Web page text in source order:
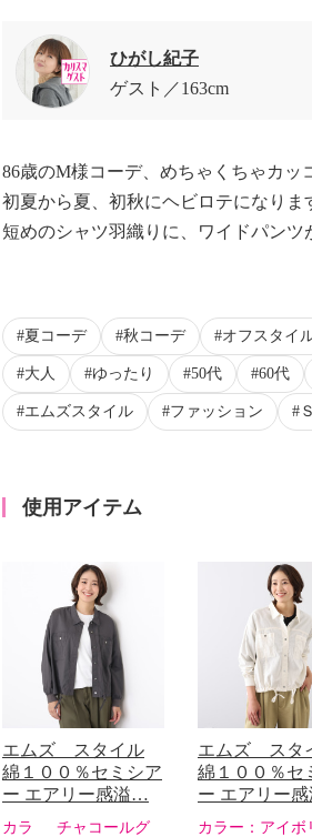
ひがし紀子
ゲスト
163cm
86歳のM様コーデ、めちゃくちゃカッ
初夏から夏、初秋にヘビロテになりま
短めのシャツ羽織りに、ワイドパンツ
夏コーデ 秋コーデ オフスタイ
大人 ゆったり 50代 60代
エムズスタイル ファッション
使用アイテム
エムズ スタイル
綿１００％セミシア
ー エアリー感溢…
カラ
チャコールグ
エムズ スタ
綿１００％セ
ー エアリー
カラー： アイボ